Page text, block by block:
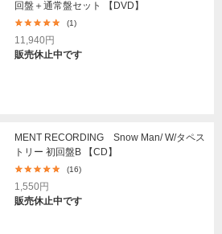
回盤＋通常盤セット 【DVD】
(1)
11,940円
販売休止中です
MENT RECORDING Snow Man/ W/タペス
トリー 初回盤B 【CD】
(16)
1,550円
販売休止中です